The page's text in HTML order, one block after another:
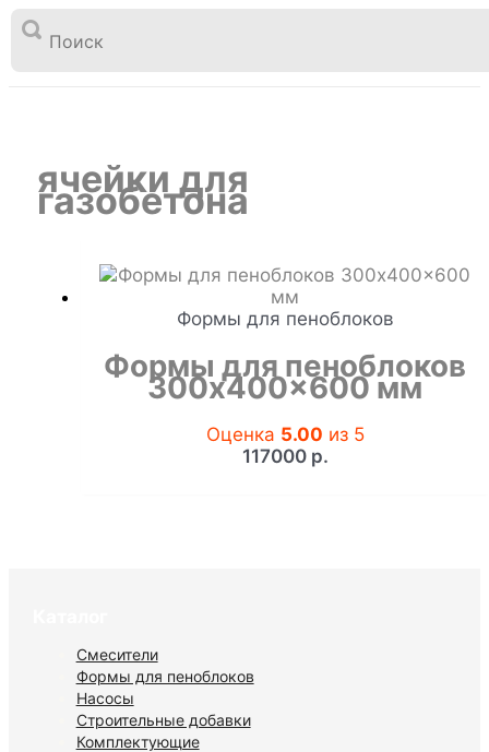
Перейти
ячейки для
газобетона
Формы для пеноблоков
Формы для пеноблоков
300x400x600 мм
Оценка 5.00 из 5
117000 р.
Смесители
Формы для пеноблоков
Насосы
Строительные добавки
Комплектующие